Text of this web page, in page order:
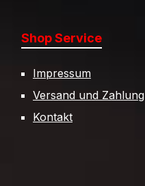
Shop Service
Impressum
Versand und Zahlung
Kontakt